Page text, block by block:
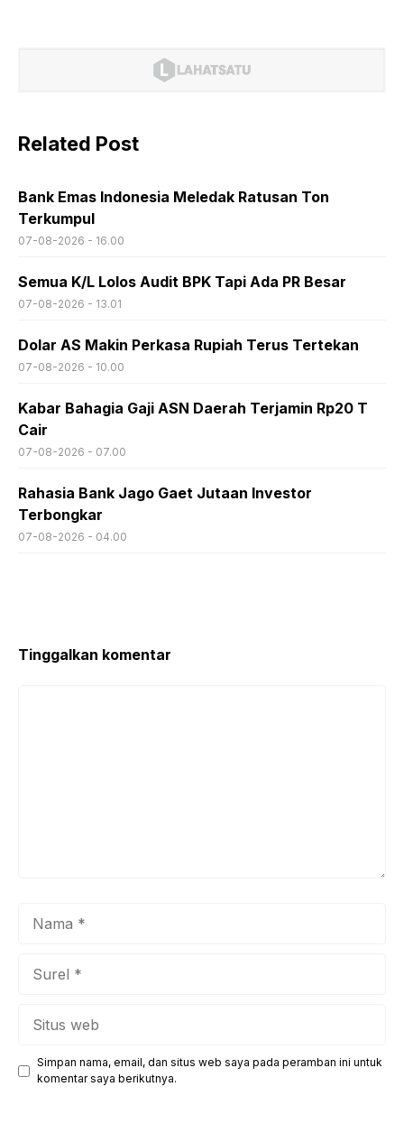
Related Post
Bank Emas Indonesia Meledak Ratusan Ton
Terkumpul
07-08-2026 - 16.00
Semua K/L Lolos Audit BPK Tapi Ada PR Besar
07-08-2026 - 13.01
Dolar AS Makin Perkasa Rupiah Terus Tertekan
07-08-2026 - 10.00
Kabar Bahagia Gaji ASN Daerah Terjamin Rp20 T
Cair
07-08-2026 - 07.00
Rahasia Bank Jago Gaet Jutaan Investor
Terbongkar
07-08-2026 - 04.00
Tinggalkan komentar
Simpan nama, email, dan situs web saya pada peramban ini untuk
komentar saya berikutnya.